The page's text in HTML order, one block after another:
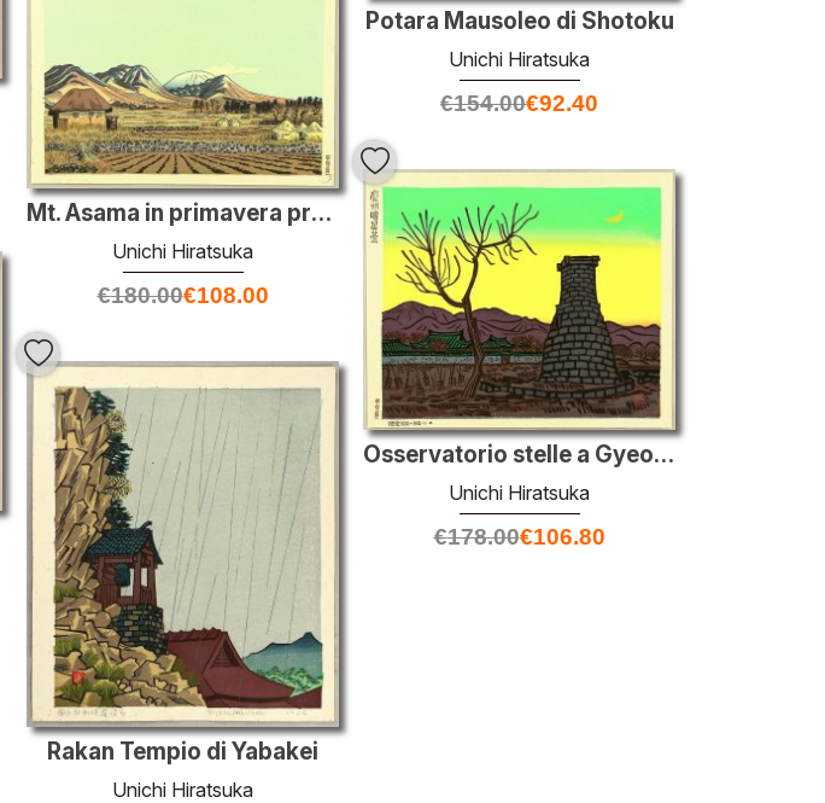
Potara Mausoleo di Shotoku
Unichi Hiratsuka
€154.00€92.40
Mt. Asama in primavera precoce
Unichi Hiratsuka
€180.00€108.00
Osservatorio stelle a Gyeongju
Unichi Hiratsuka
€178.00€106.80
Rakan Tempio di Yabakei
Unichi Hiratsuka